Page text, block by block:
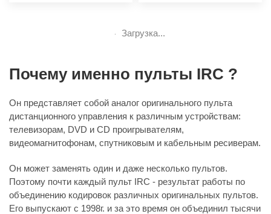
Загрузка...
Почему именно пульты IRC ?
Он представляет собой аналог оригинального пульта
дистанционного управления к различным устройствам:
телевизорам, DVD и CD проигрывателям,
видеомагнитофонам, спутниковым и кабельным ресиверам.
Он может заменять один и даже несколько пультов.
Поэтому почти каждый пульт IRC - результат работы по
объединению кодировок различных оригинальных пультов.
Его выпускают с 1998г. и за это время он объединил тысячи